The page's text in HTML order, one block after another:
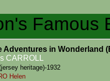
Famous
Adventures in Wonderland
CARROLL
heritage)-1932
Helen